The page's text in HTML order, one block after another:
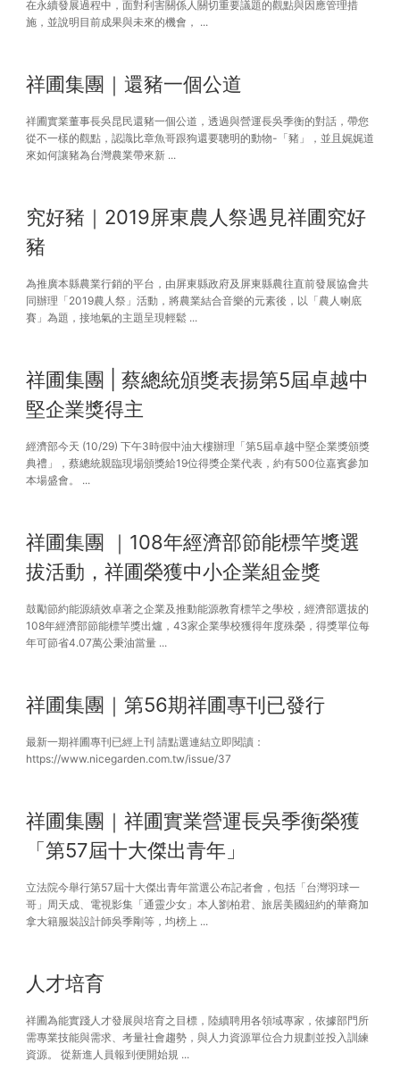
在永續發展過程中，面對利害關係人關切重要議題的觀點與因應管理措
施，並說明目前成果與未來的機會， ...
祥圃集團｜還豬一個公道
祥圃實業董事長吳昆民還豬一個公道，透過與營運長吳季衡的對話，帶您
從不一樣的觀點，認識比章魚哥跟狗還要聰明的動物-「豬」，並且娓娓道
來如何讓豬為台灣農業帶來新 ...
究好豬｜2019屏東農人祭遇見祥圃究好
豬
為推廣本縣農業行銷的平台，由屏東縣政府及屏東縣農往直前發展協會共
同辦理「2019農人祭」活動，將農業結合音樂的元素後，以「農人喇底
賽」為題，接地氣的主題呈現輕鬆 ...
祥圃集團 | 蔡總統頒獎表揚第5屆卓越中
堅企業獎得主
經濟部今天 (10/29) 下午3時假中油大樓辦理「第5屆卓越中堅企業獎頒獎
典禮」，蔡總統親臨現場頒獎給19位得獎企業代表，約有500位嘉賓參加
本場盛會。 ...
祥圃集團 ｜108年經濟部節能標竿獎選
拔活動，祥圃榮獲中小企業組金獎
鼓勵節約能源績效卓著之企業及推動能源教育標竿之學校，經濟部選拔的
108年經濟部節能標竿獎出爐，43家企業學校獲得年度殊榮，得獎單位每
年可節省4.07萬公秉油當量 ...
祥圃集團｜第56期祥圃專刊已發行
最新一期祥圃專刊已經上刊 請點選連結立即閱讀：
https://www.nicegarden.com.tw/issue/37
祥圃集團｜祥圃實業營運長吳季衡榮獲
「第57屆十大傑出青年」
立法院今舉行第57屆十大傑出青年當選公布記者會，包括「台灣羽球一
哥」周天成、電視影集「通靈少女」本人劉柏君、旅居美國紐約的華裔加
拿大籍服裝設計師吳季剛等，均榜上 ...
人才培育
祥圃為能實踐人才發展與培育之目標，陸續聘用各領域專家，依據部門所
需專業技能與需求、考量社會趨勢，與人力資源單位合力規劃並投入訓練
資源。 從新進人員報到便開始規 ...